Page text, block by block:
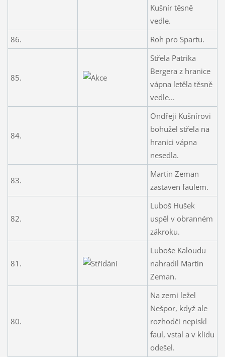
Kušnír těsně
vedle.
86.
Roh pro Spartu.
85.
Střela Patrika
Bergera z hranice
vápna letěla těsně
vedle...
84.
Ondřeji Kušnírovi
bohužel střela na
hranici vápna
nesedla.
83.
Martin Zeman
zastaven faulem.
82.
Luboš Hušek
uspěl v obranném
zákroku.
81.
Luboše Kaloudu
nahradil Martin
Zeman.
80.
Na zemi ležel
Nešpor, když ale
rozhodčí nepískl
faul, vstal a v klidu
odešel.